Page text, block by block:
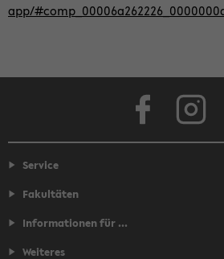
app/
Service
Fakultäten
Informationen für ...
Weiteres